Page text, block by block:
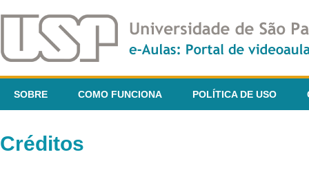
SOBRE COMO FUNCIONA POLÍTICA DE USO
Créditos